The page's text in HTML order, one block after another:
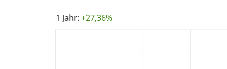
1 Jahr: +27,36%